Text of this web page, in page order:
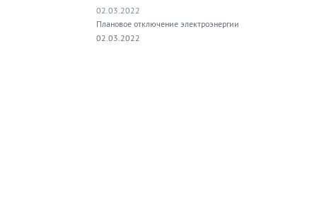
02.03.2022
Плановое отключение электроэнергии
02.03.2022